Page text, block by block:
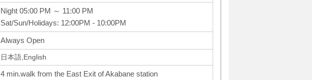
Night 05:00 PM ～ 11:00 PM
Sat/Sun/Holidays: 12:00PM - 10:00PM
Always Open
日本語,English
4 min.walk from the East Exit of Akabane station